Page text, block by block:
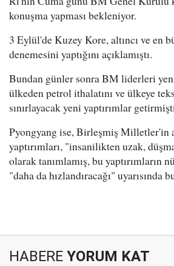
konuşma yapması bekleniyor.
3 Eylül'de Kuzey Kore, altıncı ve en
denemesini yaptığını açıklamıştı.
Bundan günler sonra BM liderleri
ülkeden petrol ithalatını ve ülkeye
sınırlayacak yeni yaptırımlar
Pyongyang ise, Birleşmiş Milletler'in
yaptırımları, "insanilikten uzak,
olarak tanımlamış, bu yaptırımların
"daha da hızlandıracağı" uyarısında
HABERE YORUM KAT